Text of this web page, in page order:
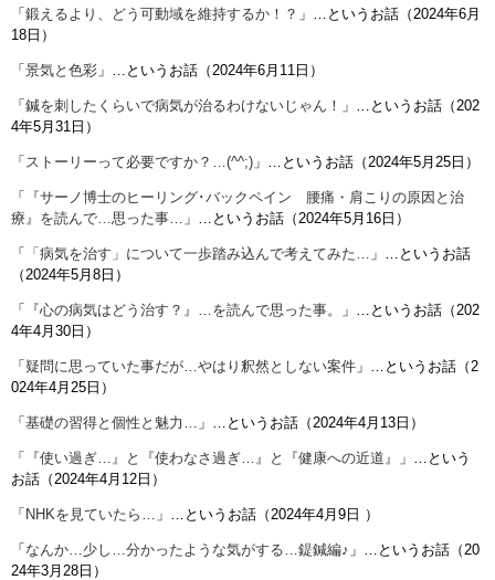
「 鍛えるより、どう可動域を維持するか！？ 」…というお話（2024年6月
18日）
「 景気と色彩 」…というお話（2024年6月11日）
「 鍼を刺したくらいで病気が治るわけないじゃん！ 」…というお話（202
4年5月31日）
「 ストーリーって必要ですか？…(^^;) 」…というお話（2024年5月25日）
「
『サーノ博士のヒーリング･バックペイン 腰痛・肩こりの原因と治
療』を読んで…思った事… 」…というお話（2024年5月16日）
「 「病気を治す」について一歩踏み込んで考えてみた… 」…というお話
（2024年5月8日）
「 『心の病気はどう治す？』…を読んで思った事。
」…というお話（202
4年4月30日）
「 疑問に思っていた事だが…やはり釈然としない案件 」…というお話（2
024年4月25日）
「 基礎の習得と個性と魅力… 」…というお話（2024年4月13日）
「 『使い過ぎ…』と『使わなさ過ぎ…』と『健康への近道』
」…という
お話（2024年4月12日）
「 NHKを見ていたら… 」…というお話（2024年4月9日 ）
「 なんか…少し…分かったような気がする…鍉鍼編♪ 」…というお話（20
24年3月28日）